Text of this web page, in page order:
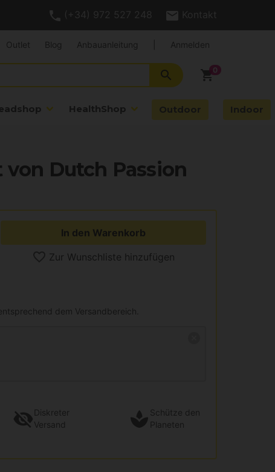
(+34) 972 527 248 Kontakt
shopping_cart
search
HealthShop Outdoor Indoor
Outlet Blog Anbauanleitung Anmelden
Dutch Passion
In den Warenkorb
Zur Wunschliste hinzufügen
dem Versandbereich.
Diskreter
Versand
Schütze den
Planeten